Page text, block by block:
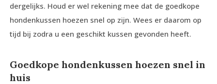
dergelijks. Houd er wel rekening mee dat de goedkope
hondenkussen hoezen snel op zijn. Wees er daarom op
tijd bij zodra u een geschikt kussen gevonden heeft.
Goedkope hondenkussen hoezen snel in
huis